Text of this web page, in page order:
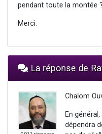
pendant toute la montée ?
Merci.
La réponse de
Chalom
En
dépendra